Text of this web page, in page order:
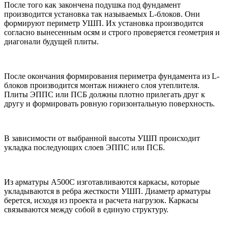
После того как закончена подушка под фундамент
производится установка так называемых L-блоков. Они
формируют периметр УШП. Их установка производится
согласно вынесенным осям и строго проверяется геометрия и
диагонали будущей плиты.
После окончания формирования периметра фундамента из L-
блоков производится монтаж нижнего слоя утеплителя.
Плиты ЭППС или ПСБ должны плотно прилегать друг к
другу и формировать ровную горизонтальную поверхность.
В зависимости от выбранной высоты УШП происходит
укладка последующих слоев ЭППС или ПСБ.
Из арматуры А500С изготавливаются каркасы, которые
укладываются в ребра жесткости УШП. Диаметр арматуры
берется, исходя из проекта и расчета нагрузок. Каркасы
связываются между собой в единую структуру.